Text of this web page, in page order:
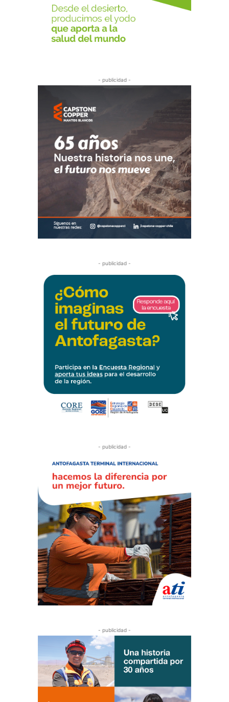
- publicidad -
- publicidad -
- publicidad -
- publicidad -